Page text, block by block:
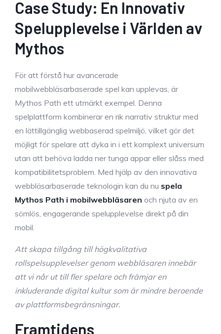
Case Study: En Innovativ
Spelupplevelse i Världen av
Mythos
För att förstå hur avancerade
mobilwebbläsarbaserade spel kan upplevas, är
Mythos Path ett utmärkt exempel. Denna
spelplattform kombinerar en rik narrativ struktur med
en lättillgänglig webbaserad spelmiljö, vilket gör det
möjligt för spelare att dyka in i ett komplext universum
utan att behöva ladda ner tunga appar eller slåss med
kompatibilitetsproblem. Med hjälp av den innovativa
webbläsarbaserade teknologin kan du nu spela
Mythos Path i mobilwebbläsaren och njuta av en
sömlös, engagerande spelupplevelse direkt på din
mobil.
Att skapa tillgång till högkvalitativa
rollspelsupplevelser genom webbläsaren innebär
att vi når ut till fler spelare och främjar en
inkluderande digital kultur som är mindre beroende
av plattformsbegränsningar.
Framtidens